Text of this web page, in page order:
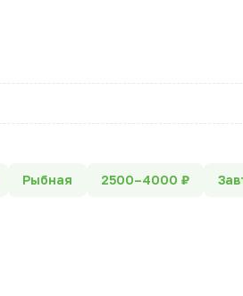
Рыбная 2500–4000 ₽